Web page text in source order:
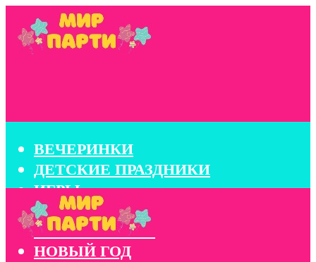
ВЕЧЕРИНКИ
ДЕТСКИЕ ПРАЗДНИКИ
ИГРЫ
КОНКУРСЫ
КОРПОРАТИВЫ
НОВЫЙ ГОД